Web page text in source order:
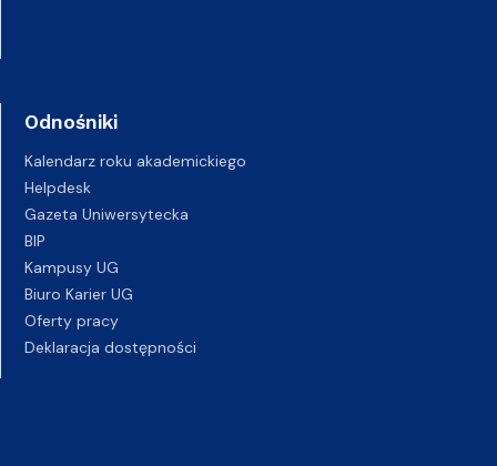
Odnośniki
Kalendarz roku akademickiego
Helpdesk
Gazeta Uniwersytecka
BIP
Kampusy UG
Biuro Karier UG
Oferty pracy
Deklaracja dostępności